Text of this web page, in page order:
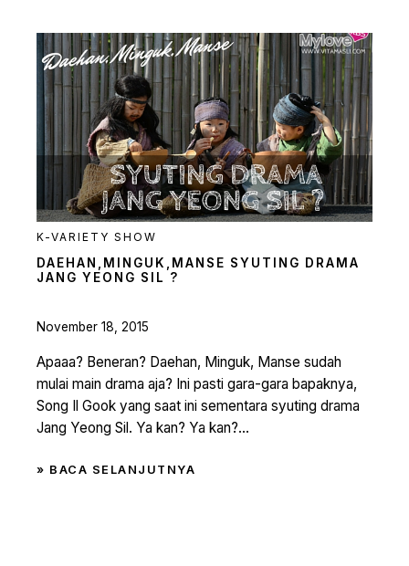
K-VARIETY SHOW
DAEHAN,MINGUK,MANSE SYUTING DRAMA
JANG YEONG SIL ?
November 18, 2015
Apaaa? Beneran? Daehan, Minguk, Manse sudah
mulai main drama aja? Ini pasti gara-gara bapaknya,
Song Il Gook yang saat ini sementara syuting drama
Jang Yeong Sil. Ya kan? Ya kan?...
» BACA SELANJUTNYA